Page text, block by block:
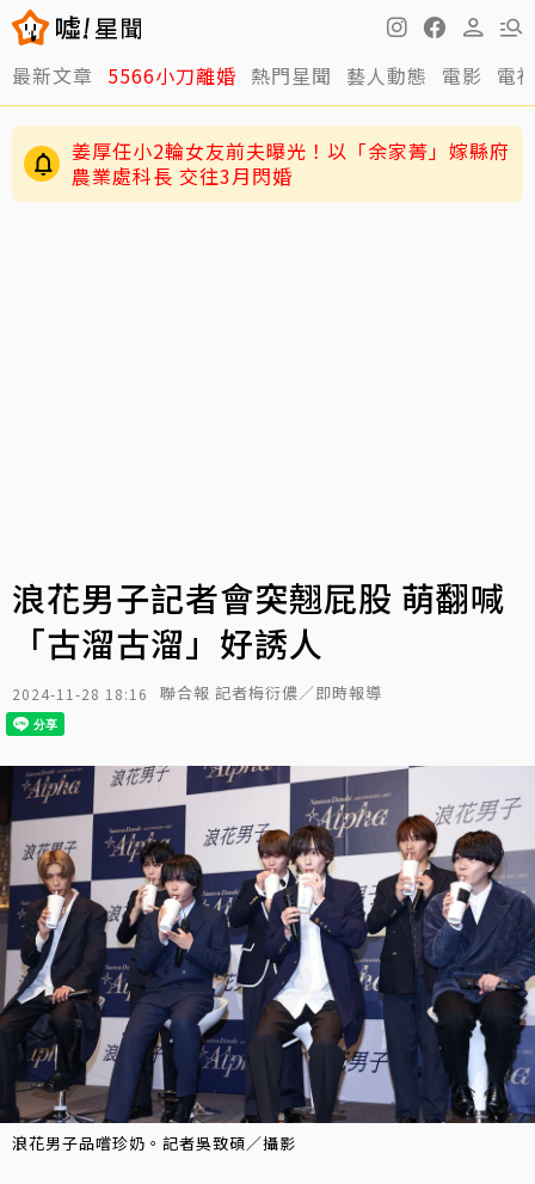
最新文章 5566小刀離婚 熱門星聞 藝人動態 電影 電
姜厚任小2輪女友前夫曝光！以「余家菁」嫁縣府
農業處科長 交往3月閃婚
浪花男子記者會突翹屁股 萌翻喊
「古溜古溜」好誘人
2024-11-28 18:16 聯合報 記者梅衍儂／即時報導
浪花男子品嚐珍奶。記者吳致碩／攝影